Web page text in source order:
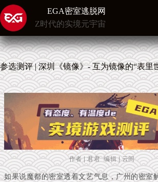
跳
至
内
容
EGA密室逃脱网
Z时代的实境元宇宙
参选测评 | 深圳《镜像》- 互为镜像的“表里
作者 | 君君 编辑 | 云间
如果说魔都的密室透着文艺气息，广州的密室